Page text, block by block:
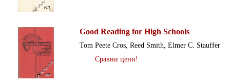
Good Reading for High Schools
Tom Peete Cros, Reed Smith, Elmer C. Stauffer
Сравни цени!